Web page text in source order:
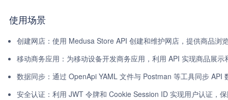
使用场景
创建网店：使用 Medusa Store API 创建和维护网店，提供商品浏
移动商务应用：为移动设备开发商务应用，利用 API 实现商品展示
数据同步：通过 OpenApi YAML 文件与 Postman 等工具同步 API
安全认证：利用 JWT 令牌和 Cookie Session ID 实现用户认证，